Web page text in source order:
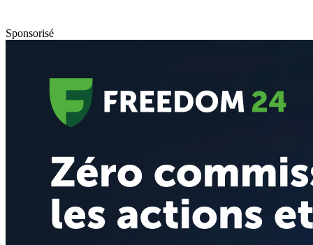
Sponsorisé